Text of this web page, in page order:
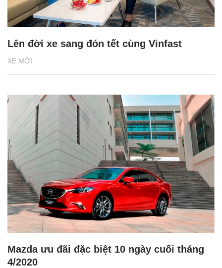
XE MỚI
Lên đời xe sang đón tết cùng Vinfast
Mazda ưu đãi đặc biệt 10 ngày cuối tháng
4/2020